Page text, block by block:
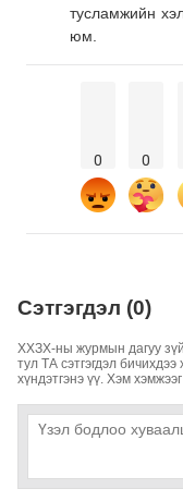
тусламжийн
юм.
0 0
Сэтгэгдэл (0)
ХХЗХ-ны журмын дагуу зүй
тул ТА сэтгэгдэл
хүндэтгэнэ үү. Хэм